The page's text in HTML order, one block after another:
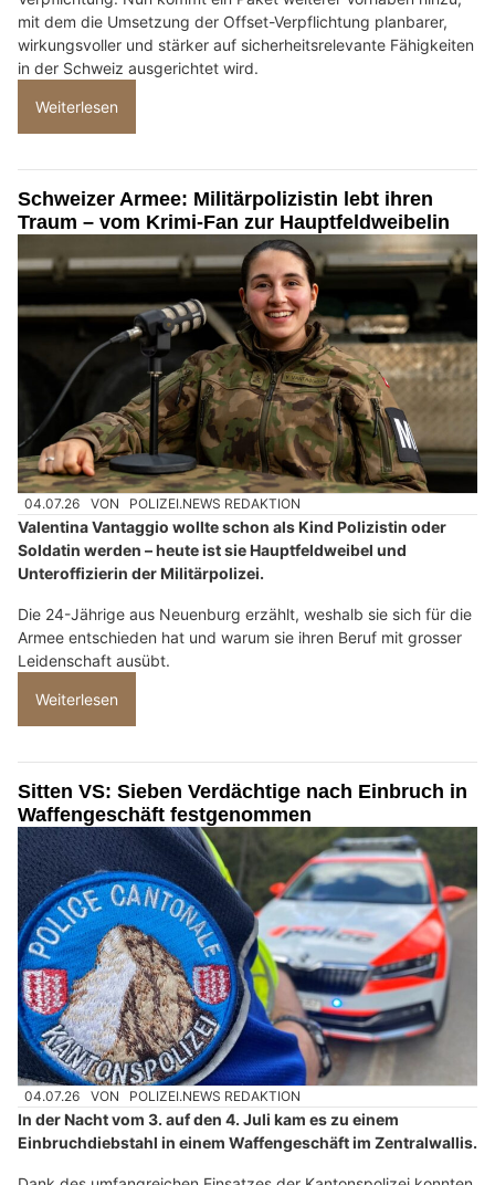
mit dem die Umsetzung der Offset-Verpflichtung planbarer,
wirkungsvoller und stärker auf sicherheitsrelevante Fähigkeiten
in der Schweiz ausgerichtet wird.
Weiterlesen
Schweizer Armee: Militärpolizistin lebt ihren
Traum – vom Krimi-Fan zur Hauptfeldweibelin
04.07.26 VON POLIZEI.NEWS REDAKTION
Valentina Vantaggio wollte schon als Kind Polizistin oder
Soldatin werden – heute ist sie Hauptfeldweibel und
Unteroffizierin der Militärpolizei.
Die 24-Jährige aus Neuenburg erzählt, weshalb sie sich für die
Armee entschieden hat und warum sie ihren Beruf mit grosser
Leidenschaft ausübt.
Weiterlesen
Sitten VS: Sieben Verdächtige nach Einbruch in
Waffengeschäft festgenommen
04.07.26 VON POLIZEI.NEWS REDAKTION
In der Nacht vom 3. auf den 4. Juli kam es zu einem
Einbruchdiebstahl in einem Waffengeschäft im Zentralwallis.